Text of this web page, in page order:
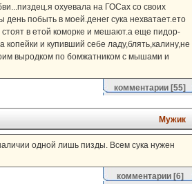
охуевала на ГОСах со своих
побыть в моей.денег сука нехватает.ето
стоят в етой коморке и мешают.а еще пидор-
и купивший себе ладу,блять,калину,не
выродком по бомжатником с мышами и
комментарии [55]
Мужик
одной лишь пизды. Всем сука нужен
комментарии[6]